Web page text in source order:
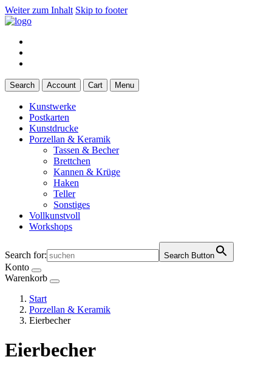
Weiter zum Inhalt Skip to footer
Search Account Cart Menu
Kunstwerke
Postkarten
Kunstdrucke
Porzellan & Keramik
Tassen & Becher
Brettchen
Kannen & Krüge
Haken
Teller
Sonstiges
Vollkunstvoll
Workshops
Search for: Search Button
Konto
Warenkorb
Start
Porzellan & Keramik
Eierbecher
Eierbecher